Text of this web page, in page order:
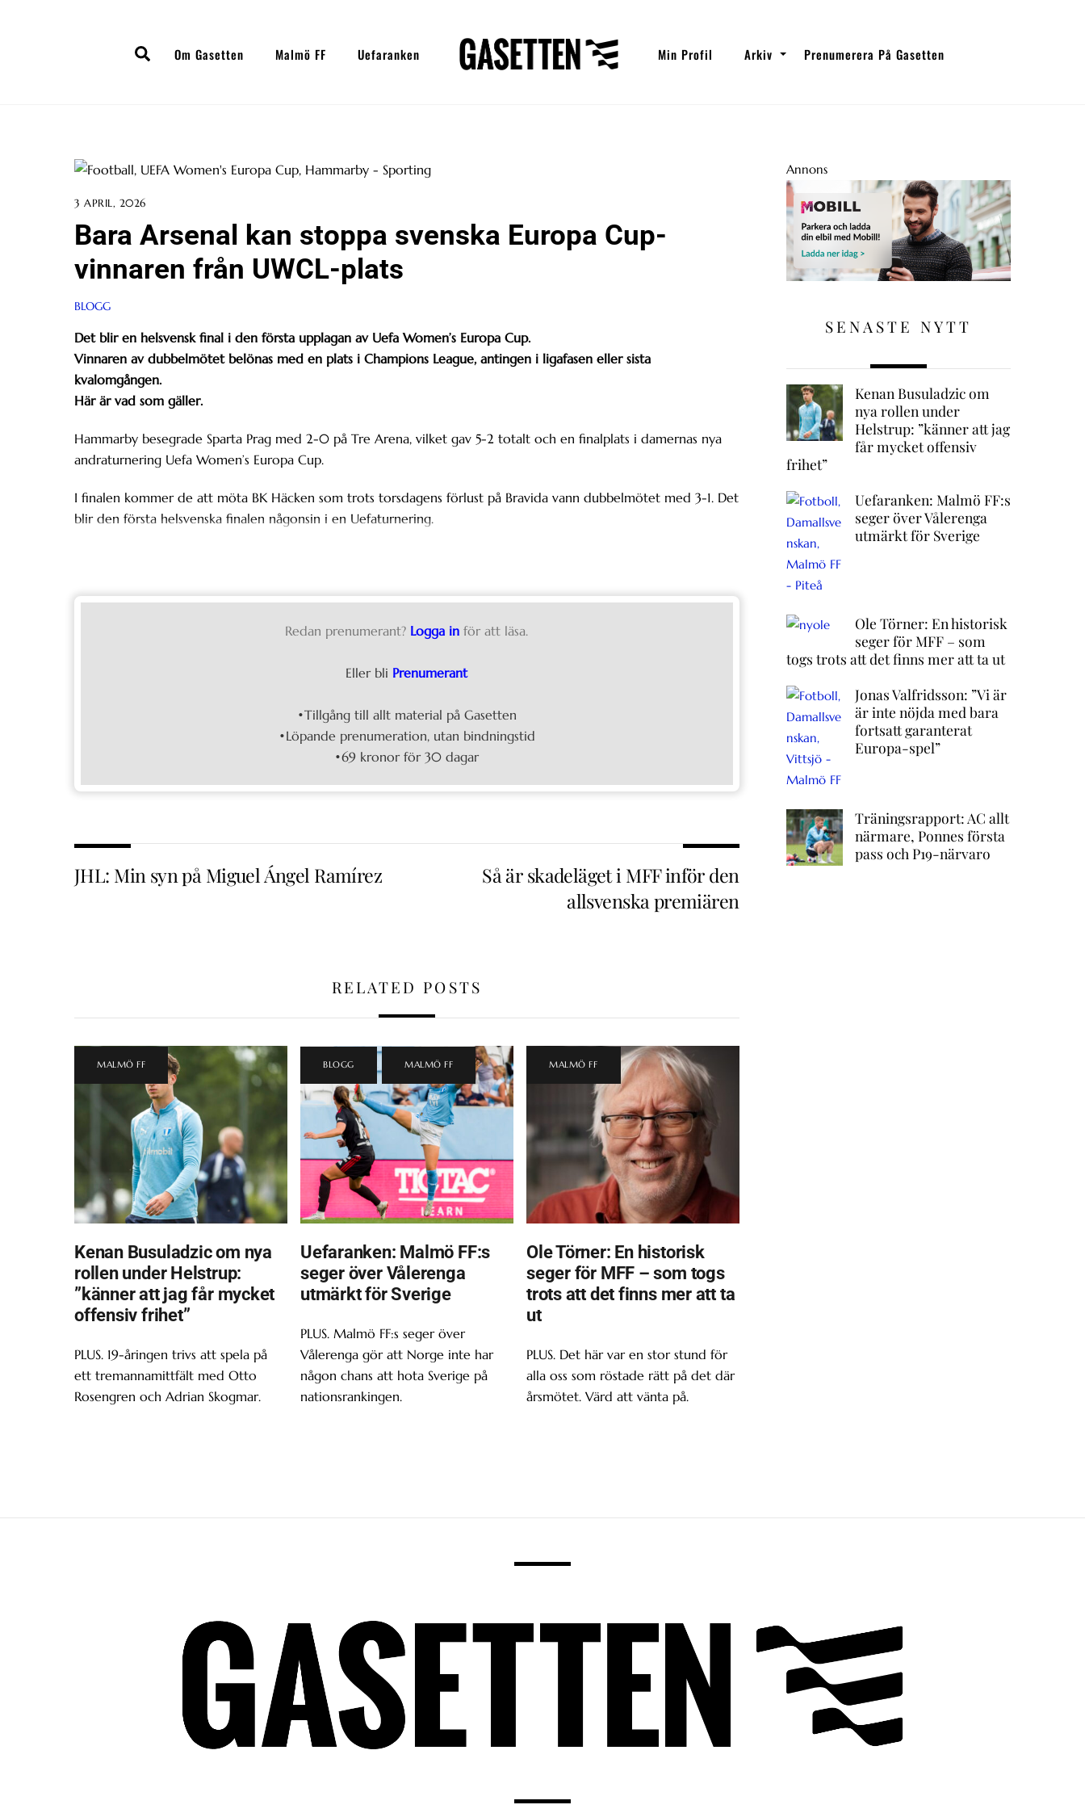
SearchOm Gasetten Malmö FF Uefaranken Min Profil Arkiv Prenumerera På Gasetten
3 APRIL, 2026
Bara Arsenal kan stoppa svenska Europa Cup-
vinnaren från UWCL-plats
BLOGG
Det blir en helsvensk final i den första upplagan av Uefa Women’s Europa Cup.
Vinnaren av dubbelmötet belönas med en plats i Champions League, antingen i ligafasen eller sista
kvalomgången.
Här är vad som gäller.
Hammarby besegrade Sparta Prag med 2-0 på Tre Arena, vilket gav 5-2 totalt och en finalplats i damernas nya
andraturnering Uefa Women’s Europa Cup.
I finalen kommer de att möta BK Häcken som trots torsdagens förlust på Bravida vann dubbelmötet med 3-1. Det
blir den första helsvenska finalen någonsin i en Uefaturnering.
Redan prenumerant? Logga in för att läsa.
Eller bli Prenumerant
•Tillgång till allt material på Gasetten
•Löpande prenumeration, utan bindningstid
•69 kronor för 30 dagar
JHL: Min syn på Miguel Ángel Ramírez
Så är skadeläget i MFF inför den
allsvenska premiären
RELATED POSTS
MALMÖ FF
Kenan Busuladzic om nya
rollen under Helstrup:
”känner att jag får mycket
offensiv frihet”
PLUS. 19-åringen trivs att spela på
ett tremannamittfält med Otto
Rosengren och Adrian Skogmar.
BLOGG MALMÖ FF
Uefaranken: Malmö FF:s
seger över Vålerenga
utmärkt för Sverige
PLUS. Malmö FF:s seger över
Vålerenga gör att Norge inte har
någon chans att hota Sverige på
nationsrankingen.
MALMÖ FF
Ole Törner: En historisk
seger för MFF – som togs
trots att det finns mer att ta
ut
PLUS. Det här var en stor stund för
alla oss som röstade rätt på det där
årsmötet. Värd att vänta på.
Annons
SENASTE NYTT
Kenan Busuladzic om
nya rollen under
Helstrup: ”känner att jag
får mycket offensiv
frihet”
Uefaranken: Malmö FF:s
seger över Vålerenga
utmärkt för Sverige
Ole Törner: En historisk
seger för MFF – som
togs trots att det finns mer att ta ut
Jonas Valfridsson: ”Vi är
är inte nöjda med bara
fortsatt garanterat
Europa-spel”
Träningsrapport: AC allt
närmare, Ponnes första
pass och P19-närvaro